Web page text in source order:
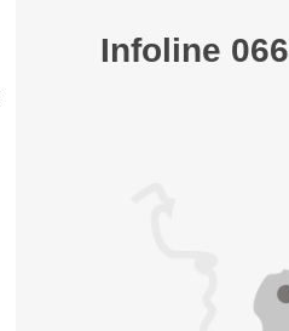
Infoline